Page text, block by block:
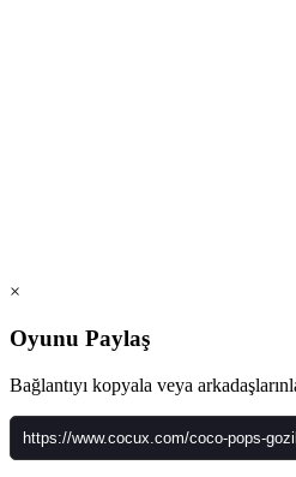
×
Oyunu Paylaş
Bağlantıyı kopyala veya